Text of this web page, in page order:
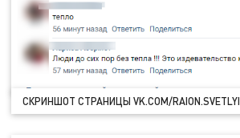
СКРИНШОТ СТРАНИЦЫ VK.COM/RAION.SVETLYI